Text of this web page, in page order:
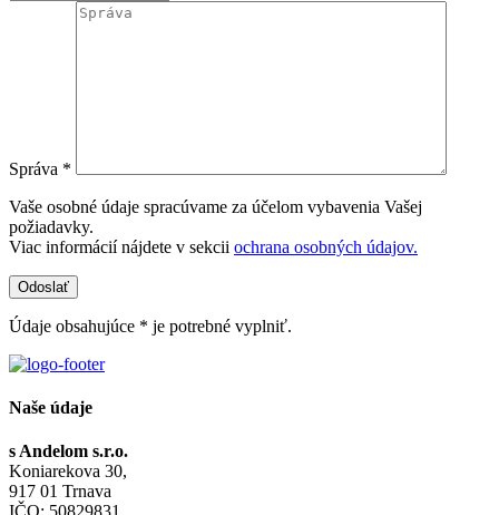
Správa *
Vaše osobné údaje spracúvame za účelom vybavenia Vašej
požiadavky.
Viac informácií nájdete v sekcii ochrana osobných údajov.
Údaje obsahujúce * je potrebné vyplniť.
Naše údaje
s Andelom s.r.o.
Koniarekova 30,
917 01 Trnava
IČO: 50829831